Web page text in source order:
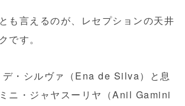
も言えるのが、レセプションの天井
です。
・シルヴァ（Ena de Silva）と息
ニ・ジャヤスーリヤ（Anil Gamini